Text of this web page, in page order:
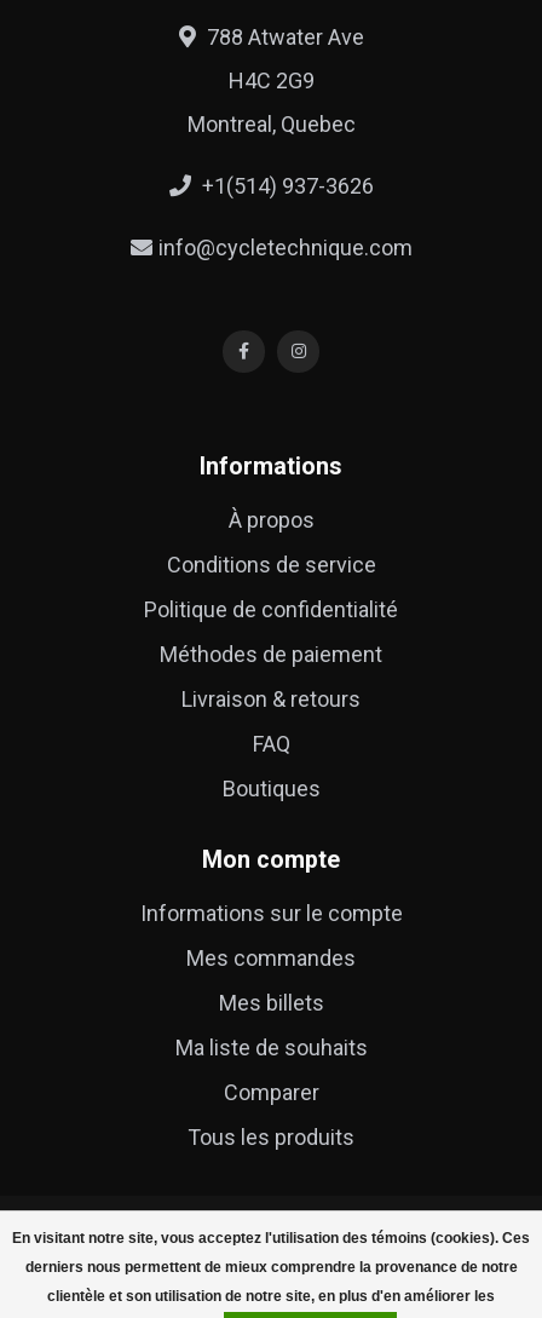
En visitant notre site, vous acceptez l'utilisation des témoins (cookies). Ces
derniers nous permettent de mieux comprendre la provenance de notre
clientèle et son utilisation de notre site, en plus d'en améliorer les
788 Atwater Ave
H4C 2G9
Montreal, Quebec
+1(514) 937-3626
info@cycletechnique.com
Informations
À propos
Conditions de service
Politique de confidentialité
Méthodes de paiement
Livraison & retours
FAQ
Boutiques
Mon compte
Informations sur le compte
Mes commandes
Mes billets
Ma liste de souhaits
Comparer
Tous les produits
© Copyright 2026 Cycle Technique